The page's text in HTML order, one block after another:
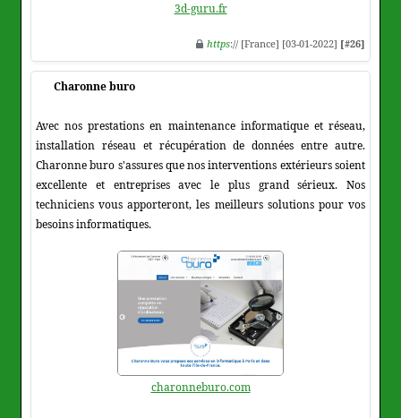
3d-guru.fr
https:// [France] [03-01-2022] [#26]
Charonne buro
Avec nos prestations en maintenance informatique et réseau,
installation réseau et récupération de données entre autre.
Charonne buro s'assures que nos interventions extérieurs soient
excellente et entreprises avec le plus grand sérieux. Nos
techniciens vous apporteront, les meilleurs solutions pour vos
besoins informatiques.
charonneburo.com